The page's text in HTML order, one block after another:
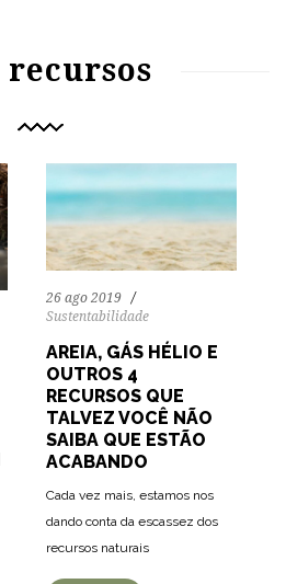
recursos
26 ago 2019
Sustentabilidade
AREIA, GÁS HÉLIO E
OUTROS 4
RECURSOS QUE
TALVEZ VOCÊ NÃO
SAIBA QUE ESTÃO
ACABANDO
Cada vez mais, estamos nos
dando conta da escassez dos
recursos naturais